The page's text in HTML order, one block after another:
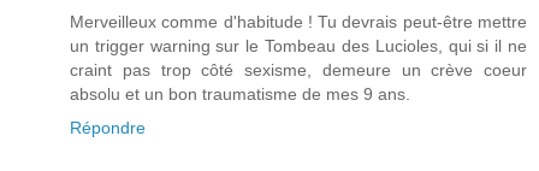
Merveilleux comme d'habitude ! Tu devrais peut-être mettre
un trigger warning sur le Tombeau des Lucioles, qui si il ne
craint pas trop côté sexisme, demeure un crève coeur
absolu et un bon traumatisme de mes 9 ans.
Répondre